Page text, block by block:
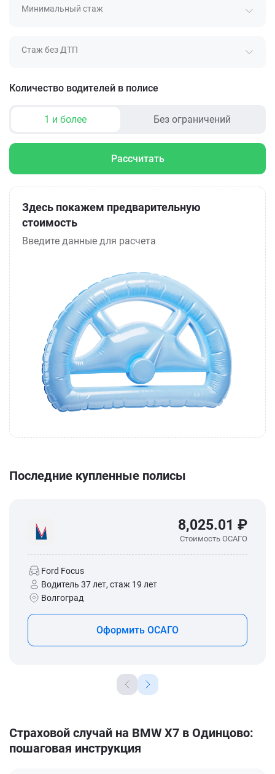
Минимальный стаж
Стаж без ДТП
Количество водителей в полисе
1 и более Без ограничений
Рассчитать
Здесь покажем предварительную
стоимость
Введите данные для расчета
Последние купленные полисы
8,025.01 ₽
Стоимость ОСАГО
Ford Focus
Водитель 37 лет, стаж 19 лет
Волгоград
Оформить ОСАГО
Страховой случай на BMW X7 в Одинцово:
пошаговая инструкция